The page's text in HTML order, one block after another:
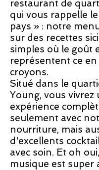
restaurant de
qui vous rappelle
pays » : notre
sur des recettes
simples où le goût
représentent ce
croyons.
Situé dans le
Young, vous vivrez
expérience
seulement avec
nourriture, mais
d'excellents
avec soin. Et oh
musique est super